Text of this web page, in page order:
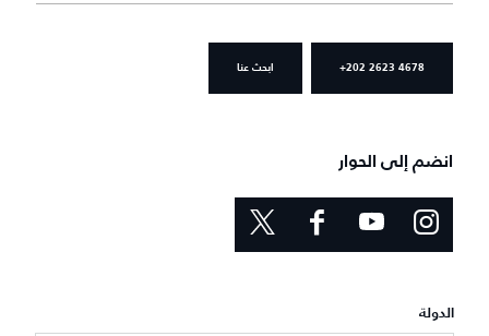
+202 2623 4678 ابحث عنا
انضم إلى الحوار
الدولة